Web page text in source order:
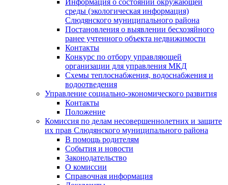
Информация о состоянии окружающей
среды (экологическая информация)
Слюдянского муниципального района
Постановления о выявлении бесхозяйного
ранее учтенного объекта недвижимости
Контакты
Конкурс по отбору управляющей
организации для управления МКД
Схемы теплоснабжения, водоснабжения и
водоотведения
Управление социально-экономического развития
Контакты
Положение
Комиссия по делам несовершеннолетних и защите
их прав Слюдянского муниципального района
В помощь родителям
События и новости
Законодательство
О комиссии
Справочная информация